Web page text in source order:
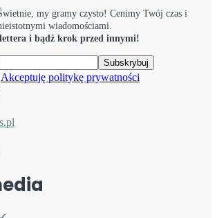
my gramy czysto! Cenimy Twój czas i
wiadomościami.
i bądź krok przed innymi!
Akceptuję politykę prywatności